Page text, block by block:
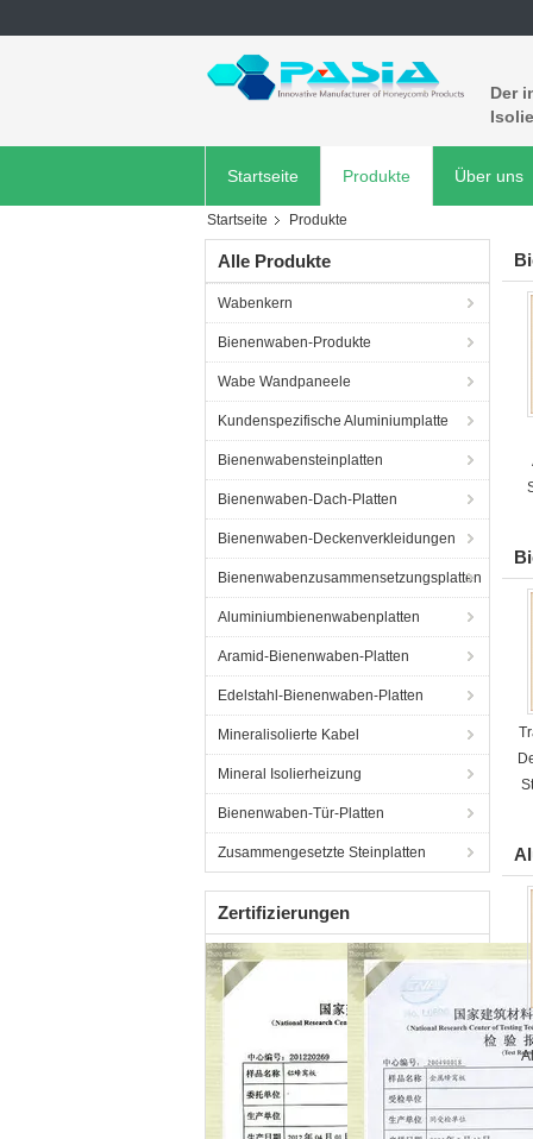
Der
Startseite Produkte Über uns
Startseite Produkte
Alle Produkte
Wabenkern
Bienenwaben-Produkte
Wabe Wandpaneele
Kundenspezifische Aluminiumplatte
Bienenwabensteinplatten
Bienenwaben-Dach-Platten
Bienenwaben-Deckenverkleidungen
Bienenwabenzusammensetzungsplatten
Aluminiumbienenwabenplatten
Aramid-Bienenwaben-Platten
Edelstahl-Bienenwaben-Platten
Mineralisolierte Kabel
Mineral Isolierheizung
Bienenwaben-Tür-Platten
Zusammengesetzte Steinplatten
Zertifizierungen